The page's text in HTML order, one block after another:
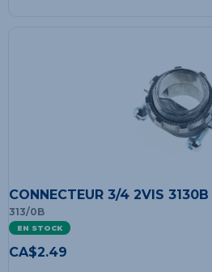
CONNECTEUR 3/4 2VIS
313/0B
EN STOCK
CA$2.49